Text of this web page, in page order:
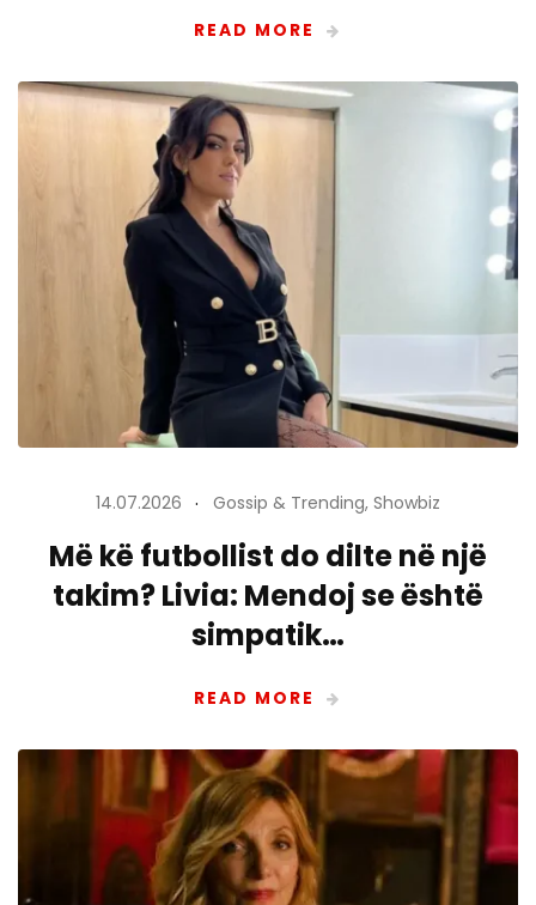
READ MORE
14.07.2026 Gossip & Trending, Showbiz
Më kë futbollist do dilte në një
takim? Livia: Mendoj se është
simpatik…
READ MORE